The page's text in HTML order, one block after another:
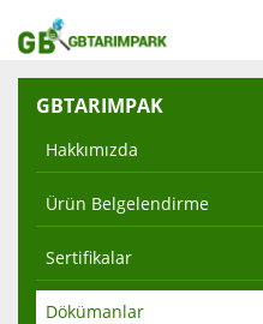
GBTARIMPAK
Hakkımızda
Ürün Belgelendirme
Sertifikalar
Dökümanlar